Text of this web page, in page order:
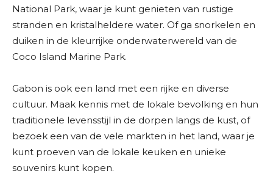
National Park, waar je kunt genieten van rustige
stranden en kristalheldere water. Of ga snorkelen en
duiken in de kleurrijke onderwaterwereld van de
Coco Island Marine Park.
Gabon is ook een land met een rijke en diverse
cultuur. Maak kennis met de lokale bevolking en hun
traditionele levensstijl in de dorpen langs de kust, of
bezoek een van de vele markten in het land, waar je
kunt proeven van de lokale keuken en unieke
souvenirs kunt kopen.